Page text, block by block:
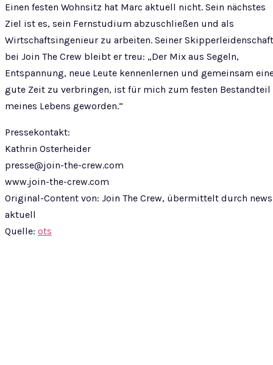
Einen festen Wohnsitz hat Marc aktuell nicht. Sein nächstes
Ziel ist es, sein Fernstudium abzuschließen und als
Wirtschaftsingenieur zu arbeiten. Seiner Skipperleidenschaft
bei Join The Crew bleibt er treu: „Der Mix aus Segeln,
Entspannung, neue Leute kennenlernen und gemeinsam
gute Zeit zu verbringen, ist für mich zum festen Bestandteil
meines Lebens geworden.“
Pressekontakt:
Kathrin Osterheider
presse@join-the-crew.com
www.join-the-crew.com
Original-Content von: Join The Crew, übermittelt durch news
aktuell
Quelle: ots